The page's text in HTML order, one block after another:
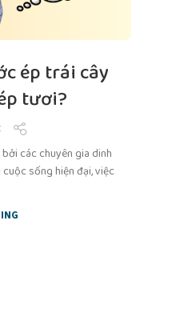
ép trái cây
tươi?
các chuyên gia dinh
sống hiện đại, việc